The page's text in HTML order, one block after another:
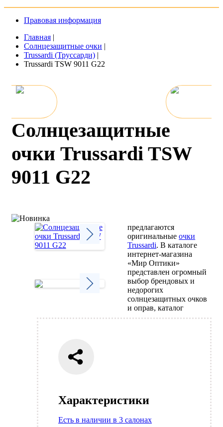
Правовая информация
Главная |
Солнцезащитные очки |
Trussardi (Труссарди) |
Trussardi TSW 9011 G22
Солнцезащитные
очки Trussardi TSW
9011 G22
Характеристики
Есть в наличии в 3 салонах
предлагаются
оригинальныеочки
Trussardi. В каталоге
интернет-магазина
«Мир Оптики»
представлен огромный
выбор брендовых и
недорогих
солнцезащитных очков
и оправ, каталог